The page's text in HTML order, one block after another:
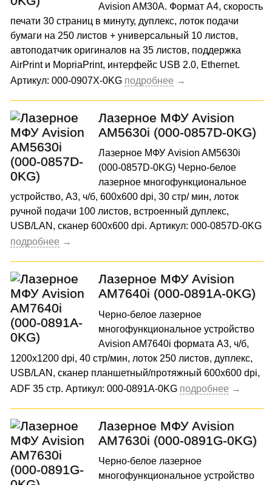
Avision AM30A. Формат A4, скорость
печати 30 страниц в минуту, дуплекс, лоток подачи
бумаги на 250 листов + универсальный 10 листов,
автоподатчик оригиналов на 35 листов, поддержка
AirPrint и MopriaPrint, интерфейс USB 2.0, Ethernet.
Артикул: 000-0907X-0KG
Лазерное МФУ Avision
AM5630i (000-0857D-0KG)
Лазерное МФУ Avision AM5630i
(000-0857D-0KG) Черно-белое
лазерное многофункциональное
устройство, А3, ч/б, 600x600 dpi, 30 стр/ мин, лоток
ручной подачи 100 листов, встроенный дуплекс,
USB/LAN, сканер 600x600 dpi. Артикул: 000-0857D-0KG
Лазерное МФУ Avision
AM7640i (000-0891A-0KG)
Черно-белое лазерное
многофункциональное устройство
Avision AM7640i формата А3, ч/б,
1200x1200 dpi, 40 стр/мин, лоток 250 листов, дуплекс,
USB/LAN, сканер планшетный/протяжный 600x600 dpi,
ADF 35 стр. Артикул: 000-0891A-0KG
Лазерное МФУ Avision
AM7630i (000-0891G-0KG)
Черно-белое лазерное
многофункциональное устройство